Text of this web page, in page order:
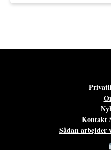
Kontakt
Sådan arbejder